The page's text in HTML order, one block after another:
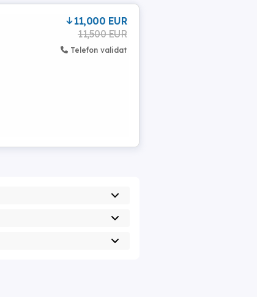
11,000 EUR
11,500 EUR
Telefon validat